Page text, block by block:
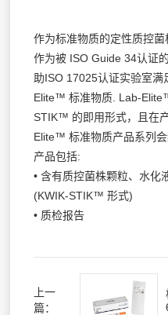
作为标准物质的定性质控菌
作为被 ISO Guide 34认证
助ISO 17025认证实验室
Elite™ 标准物质. Lab-
STIK™ 的即用形式，且在
Elite™ 标准物质产品系列会
产品包括:
• 含有质控菌株颗粒、水化
(KWIK-STIK™ 形式)
• 质检报告
上一
篇：